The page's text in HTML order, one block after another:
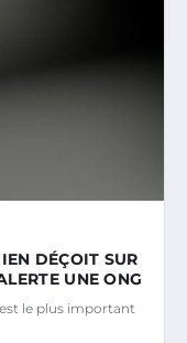
DÉÇOIT SUR
UNE ONG
le plus important